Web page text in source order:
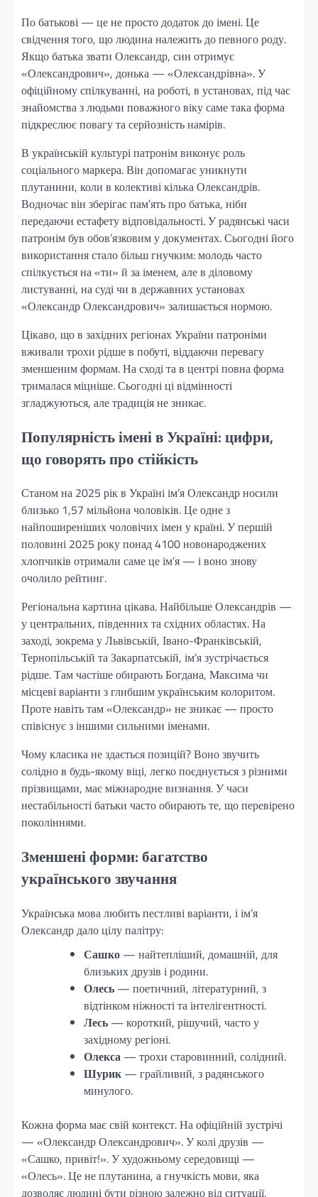
По батькові — це не просто додаток до імені. Це
свідчення того, що людина належить до певного роду.
Якщо батька звати Олександр, син отримує
«Олександрович», донька — «Олександрівна». У
офіційному спілкуванні, на роботі, в установах, під час
знайомства з людьми поважного віку саме така форма
підкреслює повагу та серйозність намірів.
В українській культурі патронім виконує роль
соціального маркера. Він допомагає уникнути
плутанини, коли в колективі кілька Олександрів.
Водночас він зберігає пам’ять про батька, ніби
передаючи естафету відповідальності. У радянські часи
патронім був обов’язковим у документах. Сьогодні його
використання стало більш гнучким: молодь часто
спілкується на «ти» й за іменем, але в діловому
листуванні, на суді чи в державних установах
«Олександр Олександрович» залишається нормою.
Цікаво, що в західних регіонах України патроніми
вживали трохи рідше в побуті, віддаючи перевагу
зменшеним формам. На сході та в центрі повна форма
трималася міцніше. Сьогодні ці відмінності
згладжуються, але традиція не зникає.
Популярність імені в Україні: цифри,
що говорять про стійкість
Станом на 2025 рік в Україні ім’я Олександр носили
близько 1,57 мільйона чоловіків. Це одне з
найпоширеніших чоловічих імен у країні. У першій
половині 2025 року понад 4100 новонароджених
хлопчиків отримали саме це ім’я — і воно знову
очолило рейтинг.
Регіональна картина цікава. Найбільше Олександрів —
у центральних, південних та східних областях. На
заході, зокрема у Львівській, Івано-Франківській,
Тернопільській та Закарпатській, ім’я зустрічається
рідше. Там частіше обирають Богдана, Максима чи
місцеві варіанти з глибшим українським колоритом.
Проте навіть там «Олександр» не зникає — просто
співіснує з іншими сильними іменами.
Чому класика не здається позицій? Воно звучить
солідно в будь-якому віці, легко поєднується з різними
прізвищами, має міжнародне визнання. У часи
нестабільності батьки часто обирають те, що перевірено
поколіннями.
Зменшені форми: багатство
українського звучання
Українська мова любить пестливі варіанти, і ім’я
Олександр дало цілу палітру:
Сашко — найтепліший, домашній, для
близьких друзів і родини.
Олесь — поетичний, літературний, з
відтінком ніжності та інтелігентності.
Лесь — короткий, рішучий, часто у
західному регіоні.
Олекса — трохи старовинний, солідний.
Шурик — грайливий, з радянського
минулого.
Кожна форма має свій контекст. На офіційній зустрічі
— «Олександр Олександрович». У колі друзів —
«Сашко, привіт!». У художньому середовищі —
«Олесь». Це не плутанина, а гнучкість мови, яка
дозволяє людині бути різною залежно від ситуації.